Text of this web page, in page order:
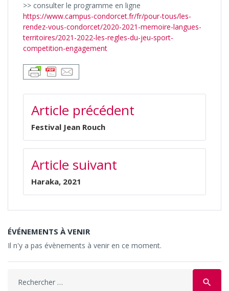
>> consulter le programme en ligne
https://www.campus-condorcet.fr/fr/pour-tous/les-
rendez-vous-condorcet/2020-2021-memoire-langues-
territoires/2021-2022-les-regles-du-jeu-sport-
competition-engagement
NAVIGATION
DE
L’ARTICLE
Article précédent
Festival Jean Rouch
Article suivant
Haraka, 2021
ÉVÉNEMENTS À VENIR
Il n'y a pas évènements à venir en ce moment.
search